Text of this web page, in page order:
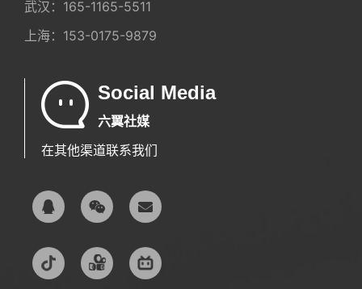
武汉： 165-1165-5511
上海： 153-0175-9879
Social Media
六翼社媒
在其他渠道联系我们